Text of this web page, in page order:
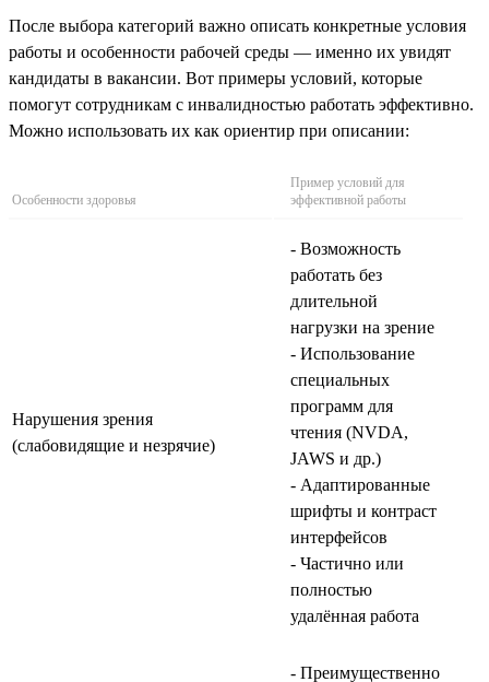
После выбора категорий важно описать конкретные условия
работы и особенности рабочей среды — именно их увидят
кандидаты в вакансии. Вот примеры условий, которые
помогут сотрудникам с инвалидностью работать эффективно.
Можно использовать их как ориентир при описании:
Особенности здоровья
Пример условий для
эффективной работы
Нарушения зрения
(слабовидящие и незрячие)
- Возможность
работать без
длительной
нагрузки на зрение
- Использование
специальных
программ для
чтения (NVDA,
JAWS и др.)
- Адаптированные
шрифты и контраст
интерфейсов
- Частично или
полностью
удалённая работа
- Преимущественно